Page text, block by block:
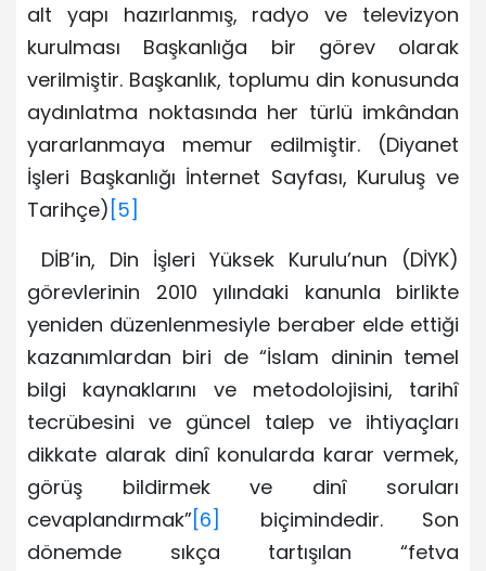
alt yapı hazırlanmış, radyo ve televizyon
kurulması Başkanlığa bir görev olarak
verilmiştir. Başkanlık, toplumu din konusunda
aydınlatma noktasında her türlü imkândan
yararlanmaya memur edilmiştir. (Diyanet
İşleri Başkanlığı İnternet Sayfası, Kuruluş ve
Tarihçe) [5]
DİB’in, Din İşleri Yüksek Kurulu’nun (DİYK)
görevlerinin 2010 yılındaki kanunla birlikte
yeniden düzenlenmesiyle beraber elde ettiği
kazanımlardan biri de “İslam dininin temel
bilgi kaynaklarını ve metodolojisini, tarihî
tecrübesini ve güncel talep ve ihtiyaçları
dikkate alarak dinî konularda karar vermek,
görüş bildirmek ve dinî soruları
cevaplandırmak” [6]
biçimindedir. Son
dönemde sıkça tartışılan “fetva